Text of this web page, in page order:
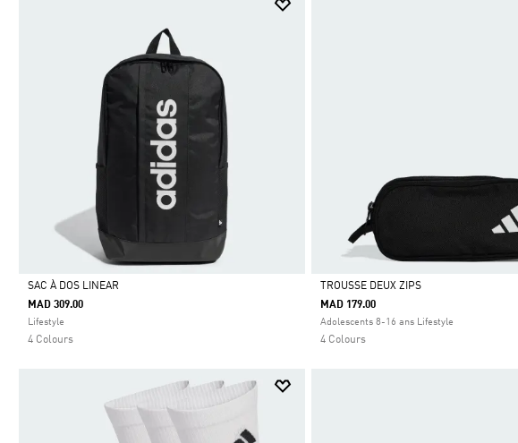
Selected
SAC À DOS LINEAR
MAD 309.00
Lifestyle
4 Colours
Selected
TROUSSE DEUX ZIPS
MAD 179.00
Adolescents 8-16 ans Lifestyle
4 Colours